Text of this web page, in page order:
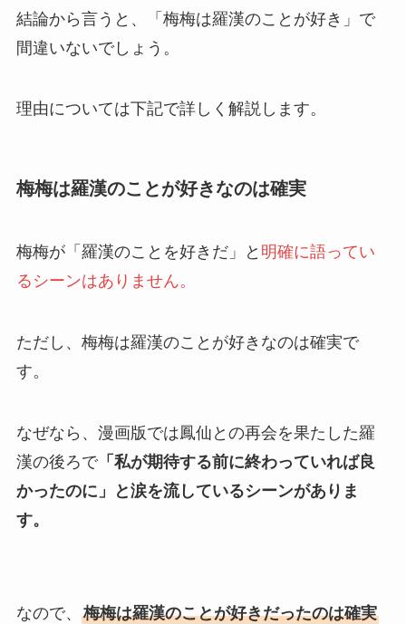
結論から言うと、「梅梅は羅漢のことが好き」で
間違いないでしょう。
理由については下記で詳しく解説します。
梅梅は羅漢のことが好きなのは確実
梅梅が「羅漢のことを好きだ」と 明確に語ってい
るシーンはありません。
ただし、梅梅は羅漢のことが好きなのは確実で
す。
なぜなら、漫画版では鳳仙との再会を果たした羅
漢の後ろで「私が期待する前に終わっていれば良
かったのに」と涙を流しているシーンがありま
す。
なので、 梅梅は羅漢のことが好きだったのは確実